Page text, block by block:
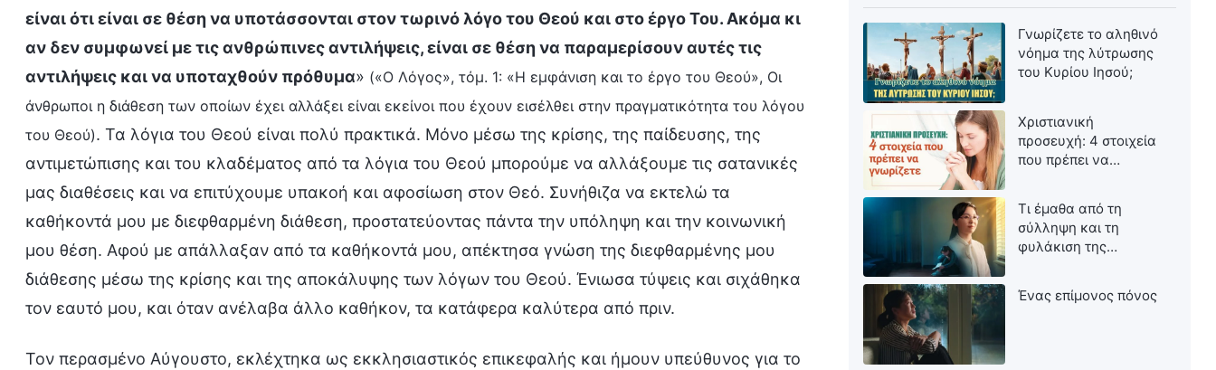
είναι ότι είναι σε θέση να υποτάσσονται στον τωρινό λόγο του Θεού και στο έργο Του. Ακόμα κι
αν δεν συμφωνεί με τις ανθρώπινες αντιλήψεις, είναι σε θέση να παραμερίσουν αυτές τις
αντιλήψεις και να υποταχθούν πρόθυμα» («Ο Λόγος», τόμ. 1: «Η εμφάνιση και το έργο του Θεού», Οι
άνθρωποι η διάθεση των οποίων έχει αλλάξει είναι εκείνοι που έχουν εισέλθει στην πραγματικότητα του λόγου
του Θεού). Τα λόγια του Θεού είναι πολύ πρακτικά. Μόνο μέσω της κρίσης, της παίδευσης, της
αντιμετώπισης και του κλαδέματος από τα λόγια του Θεού μπορούμε να αλλάξουμε τις σατανικές
μας διαθέσεις και να επιτύχουμε υπακοή και αφοσίωση στον Θεό. Συνήθιζα να εκτελώ τα
καθήκοντά μου με διεφθαρμένη διάθεση, προστατεύοντας πάντα την υπόληψη και την κοινωνική
μου θέση. Αφού με απάλλαξαν από τα καθήκοντά μου, απέκτησα γνώση της διεφθαρμένης μου
διάθεσης μέσω της κρίσης και της αποκάλυψης των λόγων του Θεού. Ένιωσα τύψεις και σιχάθηκα
τον εαυτό μου, και όταν ανέλαβα άλλο καθήκον, τα κατάφερα καλύτερα από πριν.
Τον περασμένο Αύγουστο, εκλέχτηκα ως εκκλησιαστικός επικεφαλής και ήμουν υπεύθυνος για το
Γνωρίζετε το αληθινό
νόημα της λύτρωσης
του Κυρίου Ιησού;
Χριστιανική
προσευχή: 4 στοιχεία
που πρέπει να
Τι έμαθα από τη
σύλληψη και τη
φυλάκιση της
Ένας επίμονος πόνος